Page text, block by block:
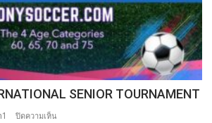
SENIOR TOURNAMENT
ปิดความเห็น